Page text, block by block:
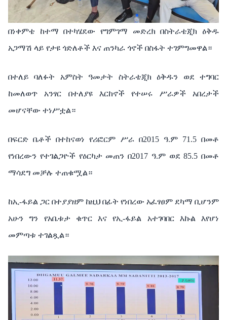
በነቀምቴ ከተማ በተካሄደው የግምገማ መድረክ በስትራቴጂክ
ዕቅዱ
አጋማሽ ላይ የታዩ ጎድለቶች እና ጠንካራ ጎኖች በስፋት ተገምግመዋል።
በተለይ ባለፉት አምስት ዓመታት ስትራቴጂክ ዕቅዱን ወደ
ተግባር
ከመለወጥ
አንፃር በተለያዩ እርከኖች የተሠሩ ሥራዎች
አበረታች
መሆናቸው ተነሥቷል።
በፍርድ ቤቶች በተከናወነ የሪፎርም ሥራ በ2015 ዓ.ም71.5 በመቶ
የነበረውን የተገልጋዮች የዕርካታ መጠን በ2017 ዓ.ም ወደ 85.5 በመቶ
ማሳደግ መቻሉ ተጠቁሟል።
ከኢ-ፋይል ጋር በተያያዘም ከዚህ በፊት የነበረው አፈፃፀም ደካማ ቢሆንም
አሁን
ግን የአቤቱታ ቁጥር እና የኢ-ፋይል አተገባበር እኩል
እየሆነ
መምጣቱ ተገልጿል።